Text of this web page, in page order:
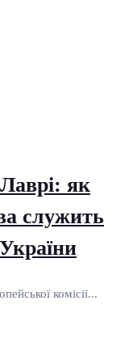
як
служить
комісії...